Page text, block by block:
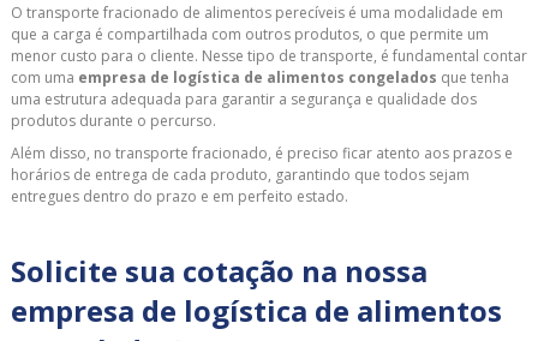
O transporte fracionado de alimentos perecíveis é uma modalidade em
que a carga é compartilhada com outros produtos, o que permite um
menor custo para o cliente. Nesse tipo de transporte, é fundamental contar
com uma empresa de logística de alimentos congelados que tenha
uma estrutura adequada para garantir a segurança e qualidade dos
produtos durante o percurso.
Além disso, no transporte fracionado, é preciso ficar atento aos prazos e
horários de entrega de cada produto, garantindo que todos sejam
entregues dentro do prazo e em perfeito estado.
Solicite sua cotação na nossa
empresa de logística de alimentos